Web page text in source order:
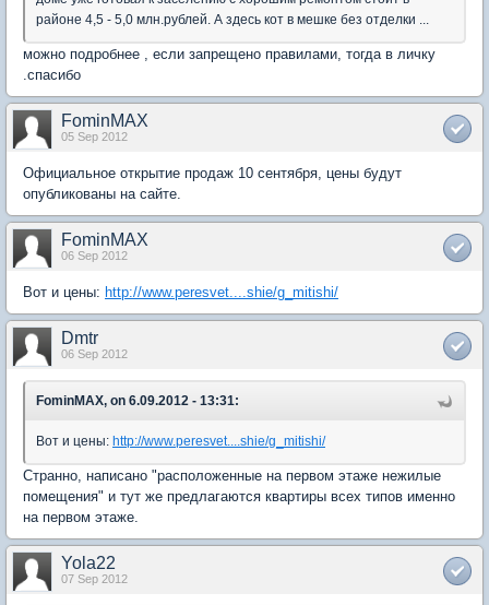
районе 4,5 - 5,0 млн.рублей. А здесь кот в мешке без отделки ...
можно подробнее , если запрещено правилами, тогда в личку
.спасибо
FominMAX
05 Sep 2012
Официальное открытие продаж 10 сентября, цены будут
опубликованы на сайте.
FominMAX
06 Sep 2012
Вот и цены: http://www.peresvet....shie/g_mitishi/
Dmtr
06 Sep 2012
FominMAX, on 6.09.2012 - 13:31:
Вот и цены: http://www.peresvet....shie/g_mitishi/
Странно, написано "расположенные на первом этаже нежилые
помещения" и тут же предлагаются квартиры всех типов именно
на первом этаже.
Yola22
07 Sep 2012